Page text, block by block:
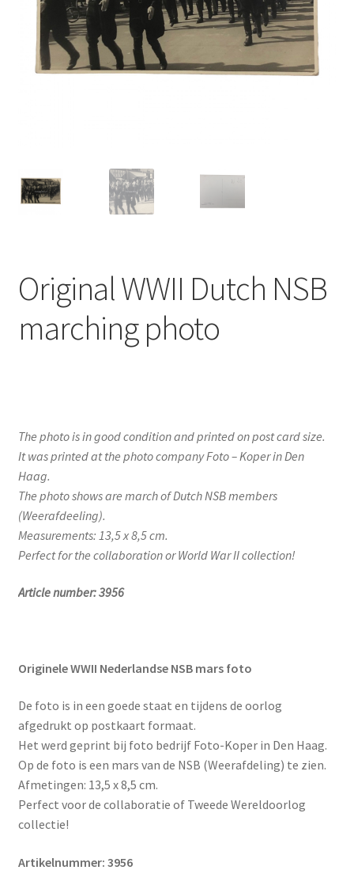
Original WWII Dutch NSB
marching photo
The photo is in good condition and printed on post card size.
It was printed at the photo company Foto – Koper in Den
Haag.
The photo shows are march of Dutch NSB members
(Weerafdeeling).
Measurements: 13,5 x 8,5 cm.
Perfect for the collaboration or World War II collection!
Article number: 3956
Originele WWII Nederlandse NSB mars foto
De foto is in een goede staat en tijdens de oorlog
afgedrukt op postkaart formaat.
Het werd geprint bij foto bedrijf Foto-Koper in Den Haag.
Op de foto is een mars van de NSB (Weerafdeling) te zien.
Afmetingen: 13,5 x 8,5 cm.
Perfect voor de collaboratie of Tweede Wereldoorlog
collectie!
Artikelnummer: 3956